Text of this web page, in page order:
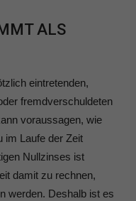
ALS
eintretenden,
fremdverschuldeten
voraussagen, wie
im Laufe der Zeit
Nullzinses ist
damit zu rechnen,
werden. Deshalb ist es